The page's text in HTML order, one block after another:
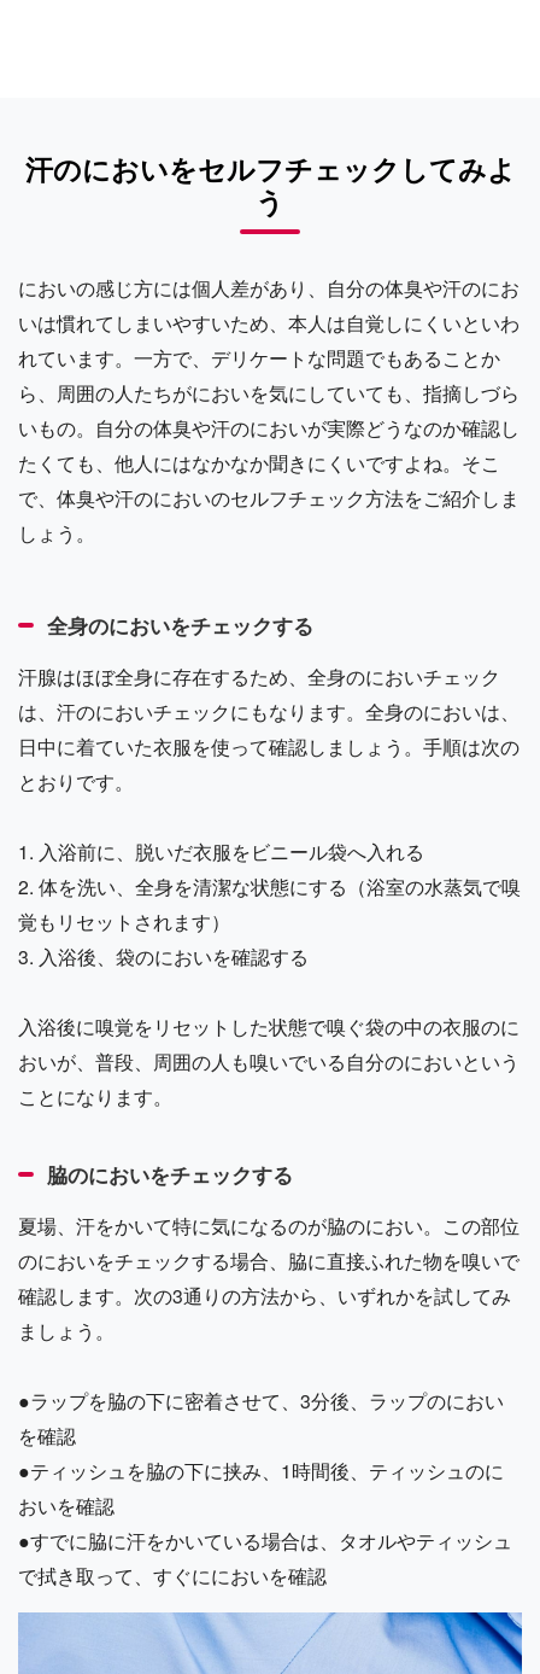
汗のにおいをセルフチェックしてみよ
う
においの感じ方には個人差があり、自分の体臭や汗のにお
いは慣れてしまいやすいため、本人は自覚しにくいといわ
れています。一方で、デリケートな問題でもあることか
ら、周囲の人たちがにおいを気にしていても、指摘しづら
いもの。自分の体臭や汗のにおいが実際どうなのか確認し
たくても、他人にはなかなか聞きにくいですよね。そこ
で、体臭や汗のにおいのセルフチェック方法をご紹介しま
しょう。
全身のにおいをチェックする
汗腺はほぼ全身に存在するため、全身のにおいチェック
は、汗のにおいチェックにもなります。全身のにおいは、
日中に着ていた衣服を使って確認しましょう。手順は次の
とおりです。
1. 入浴前に、脱いだ衣服をビニール袋へ入れる
2. 体を洗い、全身を清潔な状態にする（浴室の水蒸気で嗅
覚もリセットされます）
3. 入浴後、袋のにおいを確認する
入浴後に嗅覚をリセットした状態で嗅ぐ袋の中の衣服のに
おいが、普段、周囲の人も嗅いでいる自分のにおいという
ことになります。
脇のにおいをチェックする
夏場、汗をかいて特に気になるのが脇のにおい。この部位
のにおいをチェックする場合、脇に直接ふれた物を嗅いで
確認します。次の3通りの方法から、いずれかを試してみ
ましょう。
●ラップを脇の下に密着させて、3分後、ラップのにおい
を確認
●ティッシュを脇の下に挟み、1時間後、ティッシュのに
おいを確認
●すでに脇に汗をかいている場合は、タオルやティッシュ
で拭き取って、すぐににおいを確認